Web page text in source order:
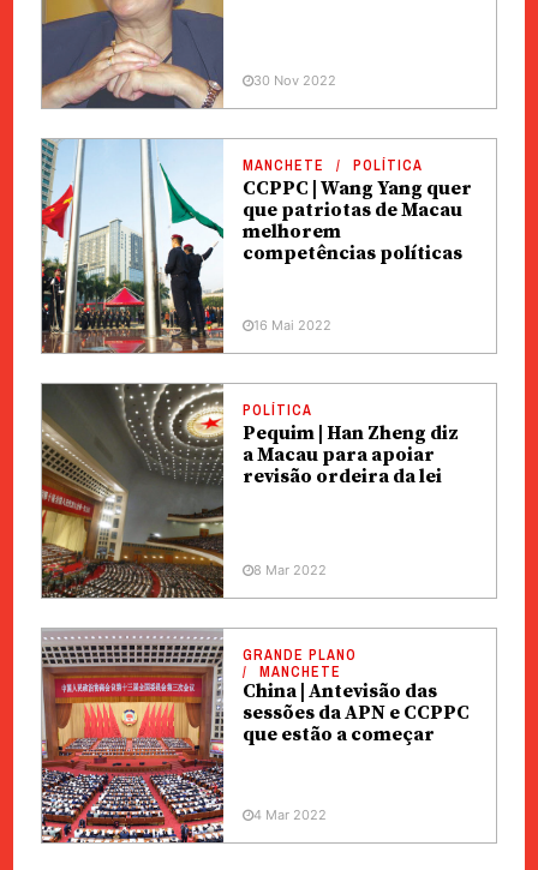
30 Nov 2022
MANCHETE POLÍTICA
CCPPC | Wang Yang quer
que patriotas de Macau
melhorem
competências políticas
16 Mai 2022
POLÍTICA
Pequim | Han Zheng diz
a Macau para apoiar
revisão ordeira da lei
8 Mar 2022
GRANDE PLANO
MANCHETE
China | Antevisão das
sessões da APN e CCPPC
que estão a começar
4 Mar 2022